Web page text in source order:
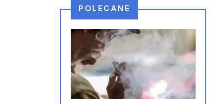
POLECANE